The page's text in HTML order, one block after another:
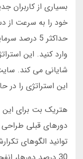
بسیاری از کاربران
خود را به سرعت از
حداکثر 5
وارد کنید. این
شایانی می کند.
این استراتژی را
هتریک بت برای این
دورهای قبلی
توانید الگوهای